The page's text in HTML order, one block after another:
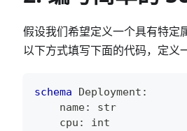
假设我们希望定义一个具有特定
以下方式填写下面的代码，定义
schema Deployment :
    name
:
str
    cpu
:
int